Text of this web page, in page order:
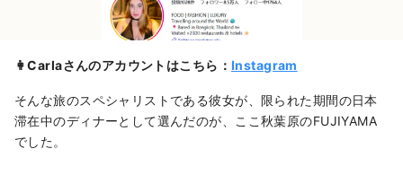
👩Carlaさんのアカウントはこちら： Instagram
そんな旅のスペシャリストである彼女が、限られた期間の日本
滞在中のディナーとして選んだのが、ここ秋葉原のFUJIYAMA
でした。